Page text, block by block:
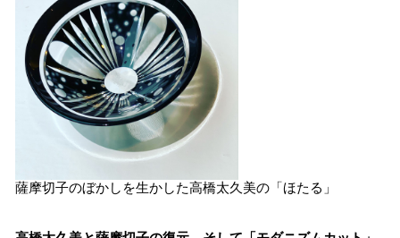
薩摩切子のぼかしを生かした高橋太久美の「ほたる」